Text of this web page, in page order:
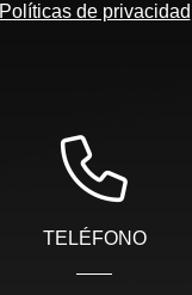
Políticas de privacidad
TELÉFONO